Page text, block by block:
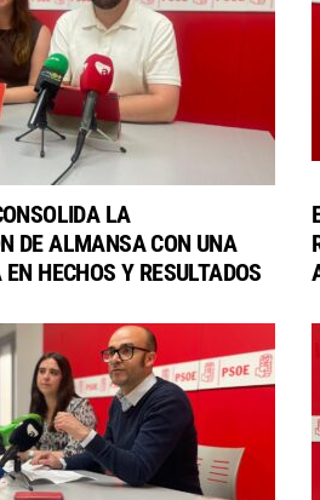
LA
DE ALMANSA CON UNA
HECHOS Y RESULTADOS